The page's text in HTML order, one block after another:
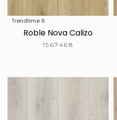
Trendtime 6
Roble Nova Calizo
1567468